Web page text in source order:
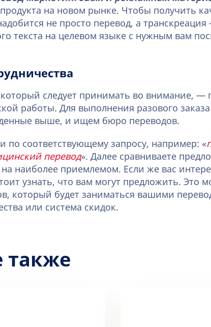
на новом рынке. Чтобы получить
не просто перевод, а
текста на целевом языке с нужным вам
следует принимать во внимание, —
работы. Для выполнения разового
выше, и ищем бюро переводов.
по соответствующему запросу, например: «
перевод». Далее сравниваете
на наиболее приемлемом. Если же вас
узнать, что вам могут предложить. Это
который будет заниматься вашими
или система скидок.
также